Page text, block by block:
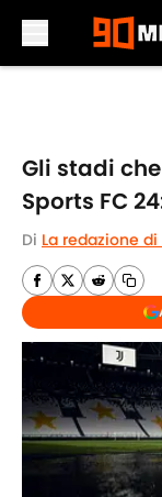
Gli stadi
Sports FC
Di La redazione